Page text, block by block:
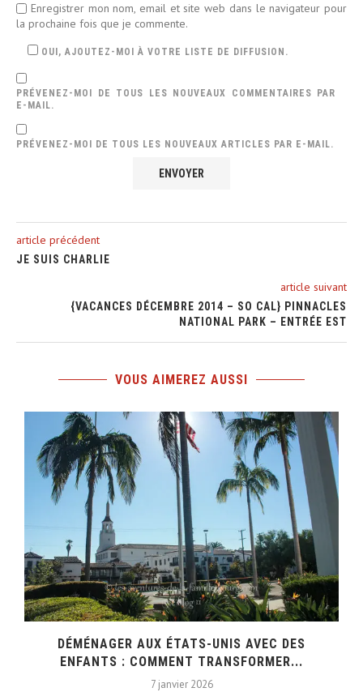
Enregistrer mon nom, email et site web dans le navigateur pour
la prochaine fois que je commente.
OUI, AJOUTEZ-MOI À VOTRE LISTE DE DIFFUSION.
PRÉVENEZ-MOI DE TOUS LES NOUVEAUX COMMENTAIRES PAR
E-MAIL.
PRÉVENEZ-MOI DE TOUS LES NOUVEAUX ARTICLES PAR E-MAIL.
article précédent
JE SUIS CHARLIE
article suivant
{VACANCES DÉCEMBRE 2014 – SO CAL} PINNACLES
NATIONAL PARK – ENTRÉE EST
VOUS AIMEREZ AUSSI
DÉMÉNAGER AUX ÉTATS-UNIS AVEC DES
ENFANTS : COMMENT TRANSFORMER...
7 janvier 2026